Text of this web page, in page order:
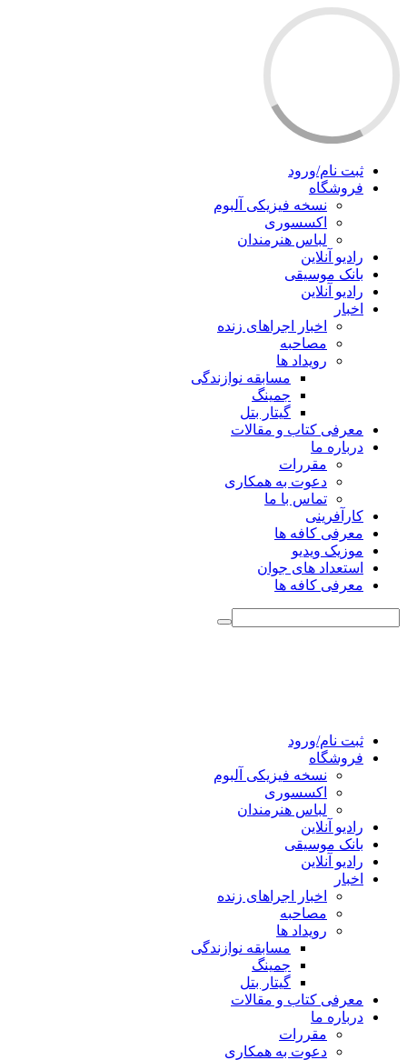
ثبت نام/ورود
فروشگاه
نسخه فیزیکی آلبوم
اکسسوری
لباس هنرمندان
رادیو آنلاین
بانک موسیقی
رادیو آنلاین
اخبار
اخبار اجراهای زنده
مصاحبه
رویداد ها
مسابقه نوازندگی
جمینگ
گیتار بتل
معرفی کتاب و مقالات
درباره ما
مقررات
دعوت به همکاری
تماس با ما
کارآفرینی
معرفی کافه ها
موزیک ویدیو
استعداد های جوان
معرفی کافه ها
ثبت نام/ورود
فروشگاه
نسخه فیزیکی آلبوم
اکسسوری
لباس هنرمندان
رادیو آنلاین
بانک موسیقی
رادیو آنلاین
اخبار
اخبار اجراهای زنده
مصاحبه
رویداد ها
مسابقه نوازندگی
جمینگ
گیتار بتل
معرفی کتاب و مقالات
درباره ما
مقررات
دعوت به همکاری